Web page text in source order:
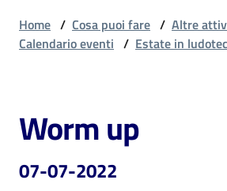
Cosa
puoi
fare
Home / Cosa puoi fare / Altre
Calendario eventi / Estate in
Salta al contenuto
Worm up
07-07-2022